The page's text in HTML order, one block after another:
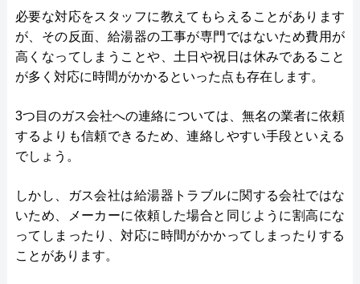
必要な対応をスタッフに教えてもらえることがあります
が、その反面、給湯器の工事が専門ではないため費用が
高くなってしまうことや、土日や祝日は休みであること
が多く対応に時間がかかるといった点も存在します。
3つ目のガス会社への連絡については、無名の業者に依頼
するよりも信頼できるため、連絡しやすい手段といえる
でしょう。
しかし、ガス会社は給湯器トラブルに関する会社ではな
いため、メーカーに依頼した場合と同じように割高にな
ってしまったり、対応に時間がかかってしまったりする
ことがあります。